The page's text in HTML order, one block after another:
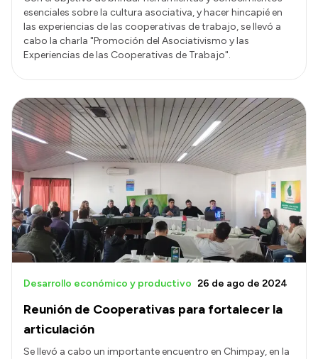
esenciales sobre la cultura asociativa, y hacer hincapié en
las experiencias de las cooperativas de trabajo, se llevó a
cabo la charla "Promoción del Asociativismo y las
Experiencias de las Cooperativas de Trabajo".
Reunión de Cooperativas para fortalecer la
articulación
Desarrollo económico y productivo 26 de ago de 2024
Se llevó a cabo un importante encuentro en Chimpay, en la